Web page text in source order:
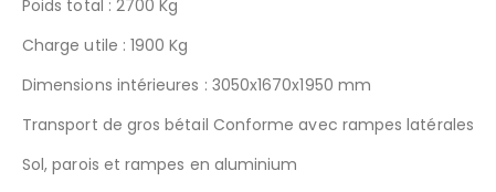
Poids total : 2700 Kg
Charge utile : 1900 Kg
Dimensions intérieures : 3050x1670x1950 mm
Transport de gros bétail Conforme avec rampes latérales
Sol, parois et rampes en aluminium